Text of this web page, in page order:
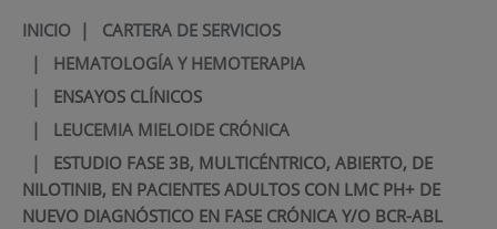
INICIO| CARTERA DE SERVICIOS
| HEMATOLOGÍA Y HEMOTERAPIA
| ENSAYOS CLÍNICOS
| LEUCEMIA MIELOIDE CRÓNICA
| ESTUDIO FASE 3B, MULTICÉNTRICO, ABIERTO, DE
NILOTINIB, EN PACIENTES ADULTOS CON LMC PH+ DE
NUEVO DIAGNÓSTICO EN FASE CRÓNICA Y/O BCR-ABL